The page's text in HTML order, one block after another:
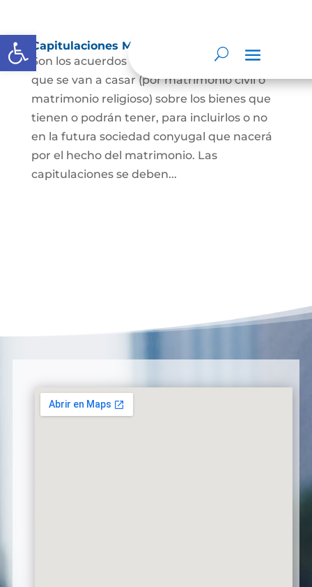
Abrir barra de herramientas
Capitulaciones Matrimoniales
Son los acuerdos que hacen las personas
que se van a casar (por matrimonio civil o
matrimonio religioso) sobre los bienes que
tienen o podrán tener, para incluirlos o no
en la futura sociedad conyugal que nacerá
por el hecho del matrimonio. Las
capitulaciones se deben...